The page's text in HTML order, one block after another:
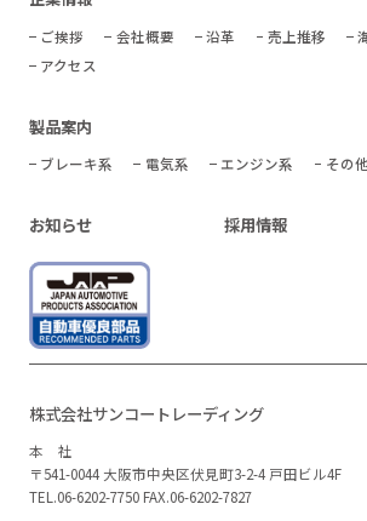
Follow
ご挨拶 会社概要 沿革 売上推移
アクセス
製品案内
ブレーキ系 電気系 エンジン系 その
お知らせ 採用情報
株式会社サンコートレーディング
本 社
〒541-0044 大阪市中央区伏見町3-2-4 戸田ビル4F
TEL.06-6202-7750FAX.06-6202-7827